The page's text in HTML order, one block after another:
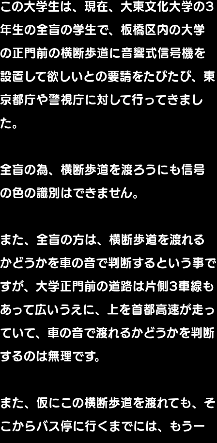
この大学生は、現在、大東文化大学の3
年生の全盲の学生で、板橋区内の大学
の正門前の横断歩道に音響式信号機を
設置して欲しいとの要請をたびたび、東
京都庁や警視庁に対して行ってきまし
た。
全盲の為、横断歩道を渡ろうにも信号
の色の識別はできません。
また、全盲の方は、横断歩道を渡れる
かどうかを車の音で判断するという事で
すが、大学正門前の道路は片側3車線も
あって広いうえに、上を首都高速が走っ
ていて、車の音で渡れるかどうかを判断
するのは無理です。
また、仮にこの横断歩道を渡れても、そ
こからバス停に行くまでには、もう一